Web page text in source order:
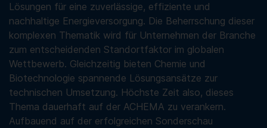
Lösungen für eine zuverlässige, effiziente und
nachhaltige Energieversorgung. Die Beherrschung dieser
komplexen Thematik wird für Unternehmen der Branche
zum entscheidenden Standortfaktor im globalen
Wettbewerb. Gleichzeitig bieten Chemie und
Biotechnologie spannende Lösungsansätze zur
technischen Umsetzung. Höchste Zeit also, dieses
Thema dauerhaft auf der ACHEMA zu verankern.
Aufbauend auf der erfolgreichen Sonderschau